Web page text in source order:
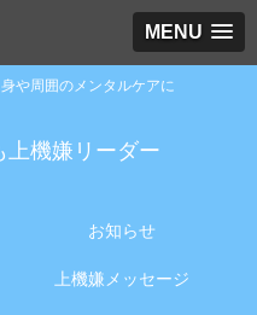
MENU
や周囲のメンタルケアに
上機嫌リーダー
お知らせ
上機嫌メッセージ